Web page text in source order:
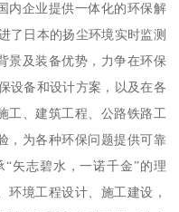
内企业提供一体化的环保解
了日本的扬尘环境实时监测
景及装备优势，力争在环保
设备和设计方案，以及在各
工、建筑工程、公路铁路工
，为各种环保问题提供可靠
矢志碧水，一诺千金”的理
环境工程设计、施工建设，